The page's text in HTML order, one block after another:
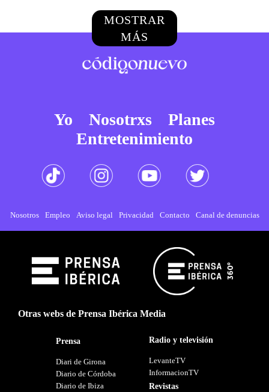
MOSTRAR
MÁS
Yo Nosotrxs
Planes
Entretenimiento
Nosotros Empleo Aviso legal Privacidad Contacto Canal de denuncias
Otras webs de Prensa Ibérica Media
Prensa
Diari de Girona
Diario de Córdoba
Diario de Ibiza
Radio y televisión
LevanteTV
InformacionTV
Revistas